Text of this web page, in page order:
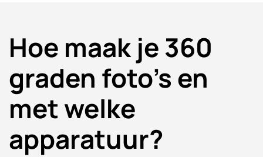
Hoe maak je 360
graden foto’s en
met welke
apparatuur?